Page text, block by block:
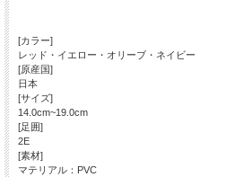
[カラー]
レッド・イエロー・オリーブ・ネイビー
[原産国]
日本
[サイズ]
14.0cm~19.0cm
[足囲]
2E
[素材]
マテリアル：PVC